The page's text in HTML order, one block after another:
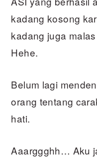
kadang kosong
kadang juga
Hehe.
Belum lagi
orang tentang
hati.
Aaarggghh… Aku